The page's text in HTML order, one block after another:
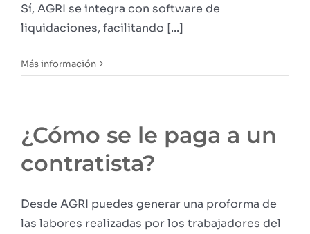
Sí, AGRI se integra con software de
liquidaciones, facilitando [...]
Más información
¿Cómo se le paga a un
contratista?
Desde AGRI puedes generar una proforma de
las labores realizadas por los trabajadores del